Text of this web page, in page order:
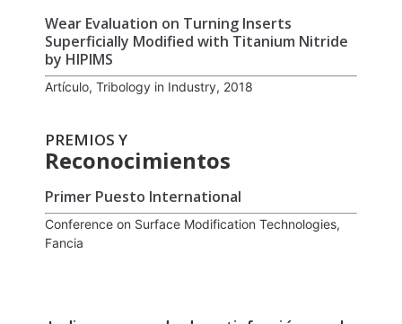
Wear Evaluation on Turning Inserts
Superficially Modified with Titanium Nitride
by HIPIMS
Artículo, Tribology in Industry, 2018
PREMIOS Y
Reconocimientos
Primer Puesto International
Conference on Surface Modification Technologies,
Fancia